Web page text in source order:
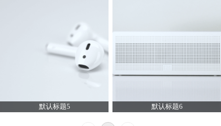
默认标题5 默认标题6